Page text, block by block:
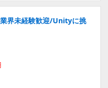
界未経験歓迎/Unityに挑